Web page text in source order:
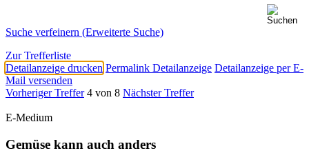
Suche verfeinern (Erweiterte Suche)
Zur Trefferliste
Detailanzeige drucken Permalink Detailanzeige Detailanzeige per E-
Mail versenden
Vorheriger Treffer 4 von 8 Nächster Treffer
E-Medium
Gemüse kann auch anders